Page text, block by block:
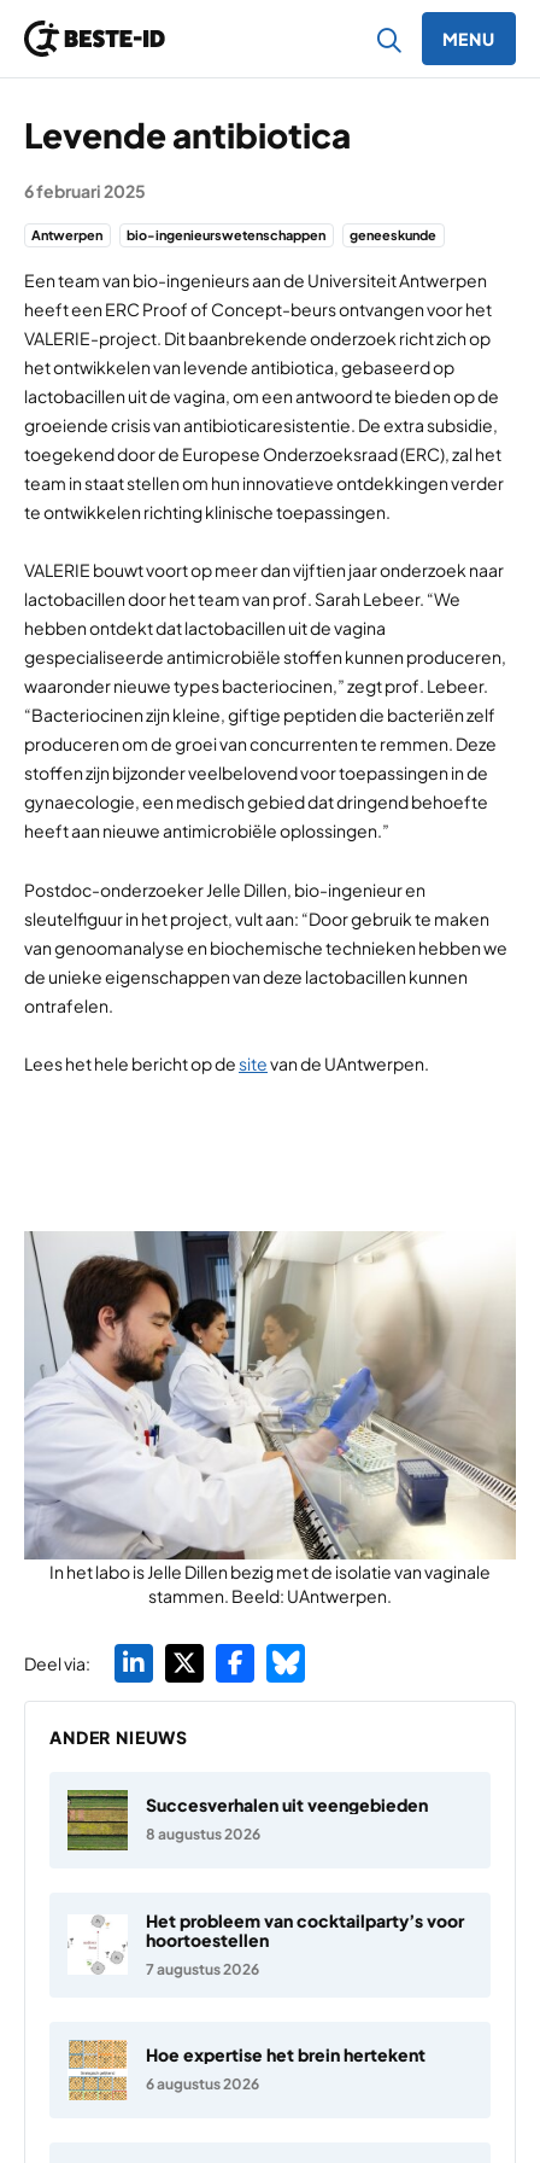
MENU
Levende antibiotica
6 februari 2025
Antwerpen bio-ingenieurswetenschappen geneeskunde
Een team van bio-ingenieurs aan de Universiteit Antwerpen
heeft een ERC Proof of Concept-beurs ontvangen voor het
VALERIE-project. Dit baanbrekende onderzoek richt zich op
het ontwikkelen van levende antibiotica, gebaseerd op
lactobacillen uit de vagina, om een antwoord te bieden op de
groeiende crisis van antibioticaresistentie. De extra subsidie,
toegekend door de Europese Onderzoeksraad (ERC), zal het
team in staat stellen om hun innovatieve ontdekkingen verder
te ontwikkelen richting klinische toepassingen.
VALERIE bouwt voort op meer dan vijftien jaar onderzoek naar
lactobacillen door het team van prof. Sarah Lebeer. “We
hebben ontdekt dat lactobacillen uit de vagina
gespecialiseerde antimicrobiële stoffen kunnen produceren,
waaronder nieuwe types bacteriocinen,” zegt prof. Lebeer.
“Bacteriocinen zijn kleine, giftige peptiden die bacteriën zelf
produceren om de groei van concurrenten te remmen. Deze
stoffen zijn bijzonder veelbelovend voor toepassingen in de
gynaecologie, een medisch gebied dat dringend behoefte
heeft aan nieuwe antimicrobiële oplossingen.”
Postdoc-onderzoeker Jelle Dillen, bio-ingenieur en
sleutelfiguur in het project, vult aan: “Door gebruik te maken
van genoomanalyse en biochemische technieken hebben we
de unieke eigenschappen van deze lactobacillen kunnen
ontrafelen.
Lees het hele bericht op desitevan de UAntwerpen.
In het labo is Jelle Dillen bezig met de isolatie van vaginale
stammen. Beeld: UAntwerpen.
Deel via:
ANDER NIEUWS
Succesverhalen uit veengebieden
8 augustus 2026
Het probleem van cocktailparty’s voor
hoortoestellen
7 augustus 2026
Hoe expertise het brein hertekent
6 augustus 2026